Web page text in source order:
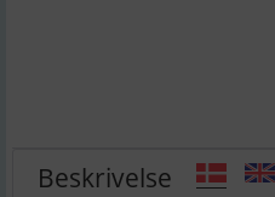
Beskrivelse